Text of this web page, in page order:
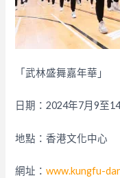
「武林盛舞嘉年華」
日期：2024年7月9至
地點：香港文化中心
網址：www.kungfu-